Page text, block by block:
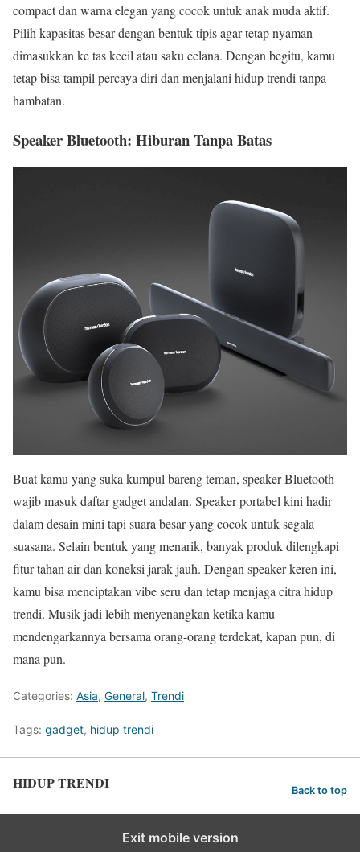
compact dan warna elegan yang cocok untuk anak muda aktif.
Pilih kapasitas besar dengan bentuk tipis agar tetap nyaman
dimasukkan ke tas kecil atau saku celana. Dengan begitu, kamu
tetap bisa tampil percaya diri dan menjalani hidup trendi tanpa
hambatan.
Speaker Bluetooth: Hiburan Tanpa Batas
Buat kamu yang suka kumpul bareng teman, speaker Bluetooth
wajib masuk daftar gadget andalan. Speaker portabel kini hadir
dalam desain mini tapi suara besar yang cocok untuk segala
suasana. Selain bentuk yang menarik, banyak produk dilengkapi
fitur tahan air dan koneksi jarak jauh. Dengan speaker keren ini,
kamu bisa menciptakan vibe seru dan tetap menjaga citra hidup
trendi. Musik jadi lebih menyenangkan ketika kamu
mendengarkannya bersama orang-orang terdekat, kapan pun, di
mana pun.
Categories: Asia, General, Trendi
Tags: gadget, hidup trendi
HIDUP TRENDI Back to top
Exit mobile version